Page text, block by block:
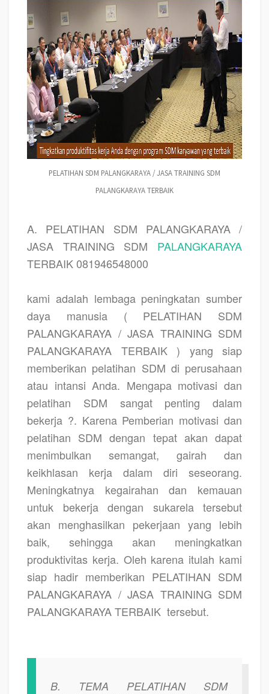
PELATIHAN SDM PALANGKARAYA / JASA TRAINING SDM
PALANGKARAYA TERBAIK
A. PELATIHAN SDM PALANGKARAYA /
JASA TRAINING SDM PALANGKARAYA
TERBAIK 081946548000
kami adalah lembaga peningkatan sumber
daya manusia ( PELATIHAN SDM
PALANGKARAYA / JASA TRAINING SDM
PALANGKARAYA TERBAIK ) yang siap
memberikan pelatihan SDM di perusahaan
atau intansi Anda. Mengapa motivasi dan
pelatihan SDM sangat penting dalam
bekerja ?. Karena Pemberian motivasi dan
pelatihan SDM dengan tepat akan dapat
menimbulkan semangat, gairah dan
keikhlasan kerja dalam diri seseorang.
Meningkatnya kegairahan dan kemauan
untuk bekerja dengan sukarela tersebut
akan menghasilkan pekerjaan yang lebih
baik, sehingga akan meningkatkan
produktivitas kerja. Oleh karena itulah kami
siap hadir memberikan PELATIHAN SDM
PALANGKARAYA / JASA TRAINING SDM
PALANGKARAYA TERBAIK tersebut.
B. TEMA PELATIHAN SDM